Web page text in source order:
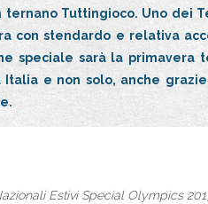
ternano Tuttingioco. Uno dei
con stendardo e relativa
speciale sarà la primavera
e non solo, anche
Estivi Special Olympics